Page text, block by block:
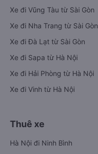
Xe đi Vũng Tàu từ Sài Gòn
Xe đi Nha Trang từ Sài Gòn
Xe đi Đà Lạt từ Sài Gòn
Xe đi Sapa từ Hà Nội
Xe đi Hải Phòng từ Hà Nội
Xe đi Vinh từ Hà Nội
Thuê xe
Hà Nội đi Ninh Bình